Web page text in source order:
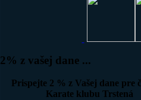
2% z vašej dane ...
Prispejte 2 % z Vašej dane pre
Karate klubu Trstená